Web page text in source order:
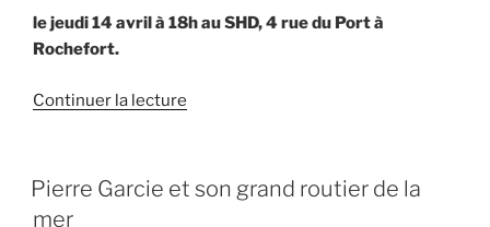
DE
L’HERMIONE »
le jeudi 14 avril à 18h au SHD, 4 rue du Port à
Rochefort.
Continuer la lecture
missions
PUBLIÉ
LE
Pierre Garcie et son grand routier de la
mer